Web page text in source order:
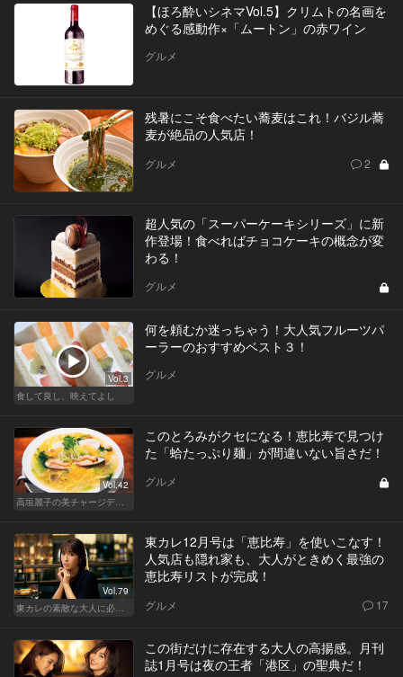
【ほろ酔いシネマVol.5】クリムトの名画を
めぐる感動作×「ムートン」の赤ワイン
グルメ
残暑にこそ食べたい蕎麦はこれ！バジル蕎
麦が絶品の人気店！
グルメ 2
超人気の「スーパーケーキシリーズ」に新
作登場！食べればチョコケーキの概念が変
わる！
グルメ
Vol.3
食して良し、映えてよし
何を頼むか迷っちゃう！大人気フルーツパ
ーラーのおすすめベスト３！
グルメ
Vol.42
このとろみがクセになる！恵比寿で見つけ
た「蛤たっぷり麺」が間違いない旨さだ！
グルメ
Vol.79
東カレ12月号は「恵比寿」を使いこなす！
人気店も隠れ家も、大人がときめく最強の
恵比寿リストが完成！
グルメ 17
この街だけに存在する大人の高揚感。月刊
誌1月号は夜の王者「港区」の聖典だ！